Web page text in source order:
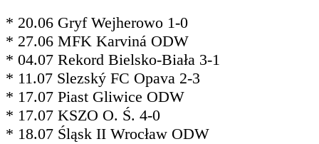
* 20.06 Gryf Wejherowo 1-0
* 27.06 MFK Karviná ODW
* 04.07 Rekord Bielsko-Biała 3-1
* 11.07 Slezský FC Opava 2-3
* 17.07 Piast Gliwice ODW
* 17.07 KSZO O. Ś. 4-0
* 18.07 Śląsk II Wrocław ODW